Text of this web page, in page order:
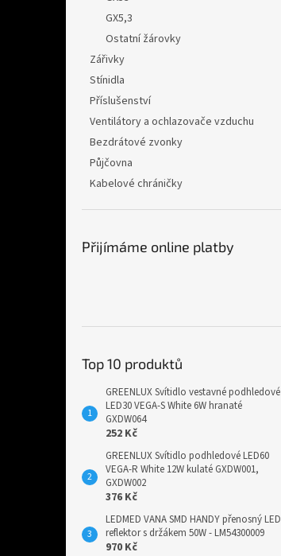
GX5,3
Ostatní žárovky
Zářivky
Stínidla
Příslušenství
Ventilátory a ochlazovače vzduchu
Bezdrátové zvonky
Půjčovna
Kabelové chráničky
Přijímáme online platby
Top 10 produktů
GREENLUX Svítidlo vestavné podhledové
LED30 VEGA-S White 6W hranaté
GXDW064
252 Kč
GREENLUX Svítidlo podhledové LED60
VEGA-R White 12W kulaté GXDW001,
GXDW002
376 Kč
LEDMED VANA SMD HANDY přenosný LED
reflektor s držákem 50W - LM54300009
970 Kč